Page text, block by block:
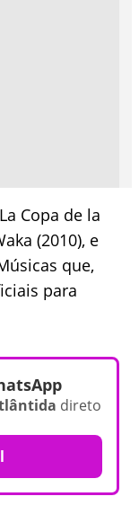
Copa de la
(2010), e
que,
para
direto